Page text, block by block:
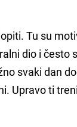
Tu su
dio i često
svaki dan
Upravo ti